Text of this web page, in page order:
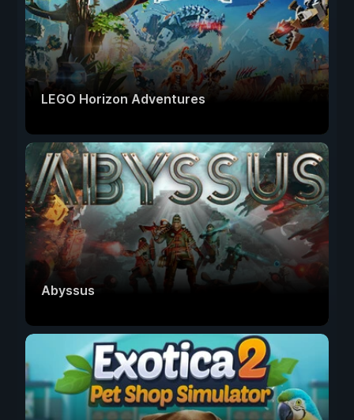
LEGO Horizon Adventures
Abyssus